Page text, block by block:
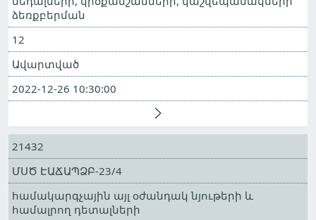
ձեռքբերման
12
Ավարտված
2022-12-26 10:30:00
21432
ՄՍԾ ԷԱՃԱՊՁԲ-23/4
համակարգչային այլ օժանդակ նյութերի և
համալրող դետալների